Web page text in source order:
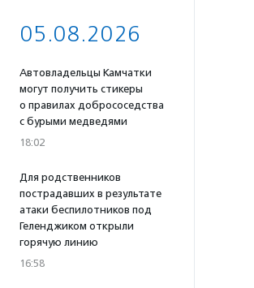
05.08.2026
Автовладельцы Камчатки
могут получить стикеры
о правилах добрососедства
с бурыми медведями
18:02
Для родственников
пострадавших в результате
атаки беспилотников под
Геленджиком открыли
горячую линию
16:58